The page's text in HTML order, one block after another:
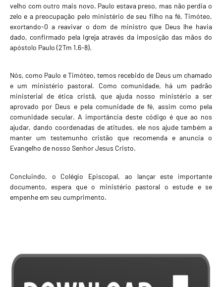
velho com outro mais novo. Paulo estava preso, mas não perdia o
zelo e a preocupação pelo ministério de seu filho na fé, Timóteo,
exortando-0 a reavivar o dom de ministro que Deus lhe havia
dado, confirmado pela Igreja através da imposição das mãos do
apóstolo Paulo (2Tm 1.6-8).
Nós, como Paulo e Timóteo, temos recebido de Deus um chamado
e um ministério pastoral. Como comunidade, há um padrão
ministerial de ética cristã, que ajuda nosso ministério a ser
aprovado por Deus e pela comunidade de fé, assim como pela
comunidade secular. A importância deste código é que ao nos
ajudar, dando coordenadas de atitudes, ele nos ajude também a
manter um testemunho cristão que recomenda e anuncia o
Evangelho de nosso Senhor Jesus Cristo.
Concluindo, o Colégio Episcopal, ao lançar este importante
documento, espera que o ministério pastoral o estude e se
empenhe em seu cumprimento.